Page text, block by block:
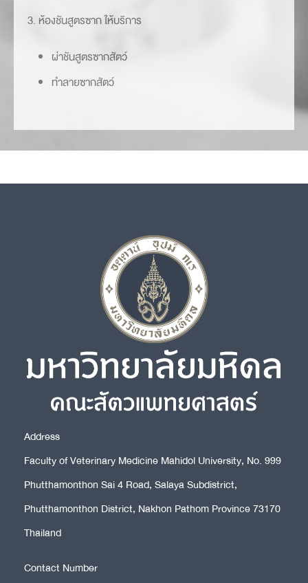
3. ห้องชันสูตรซาก ให้บริการ
ผ่าชันสูตรซากสัตว์
ทำลายซากสัตว์
Address
Faculty of Veterinary Medicine Mahidol University, No. 999
Phutthamonthon Sai 4 Road, Salaya Subdistrict,
Phutthamonthon District, Nakhon Pathom Province 73170
Thailand
Contact Number